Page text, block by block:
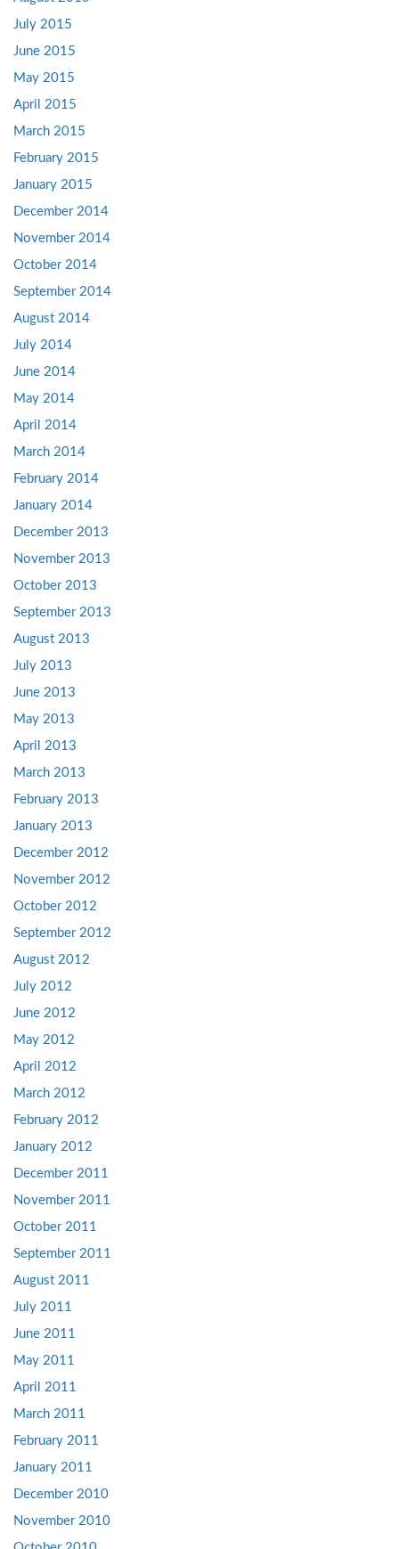
July 2015
June 2015
May 2015
April 2015
March 2015
February 2015
January 2015
December 2014
November 2014
October 2014
September 2014
August 2014
July 2014
June 2014
May 2014
April 2014
March 2014
February 2014
January 2014
December 2013
November 2013
October 2013
September 2013
August 2013
July 2013
June 2013
May 2013
April 2013
March 2013
February 2013
January 2013
December 2012
November 2012
October 2012
September 2012
August 2012
July 2012
June 2012
May 2012
April 2012
March 2012
February 2012
January 2012
December 2011
November 2011
October 2011
September 2011
August 2011
July 2011
June 2011
May 2011
April 2011
March 2011
February 2011
January 2011
December 2010
November 2010